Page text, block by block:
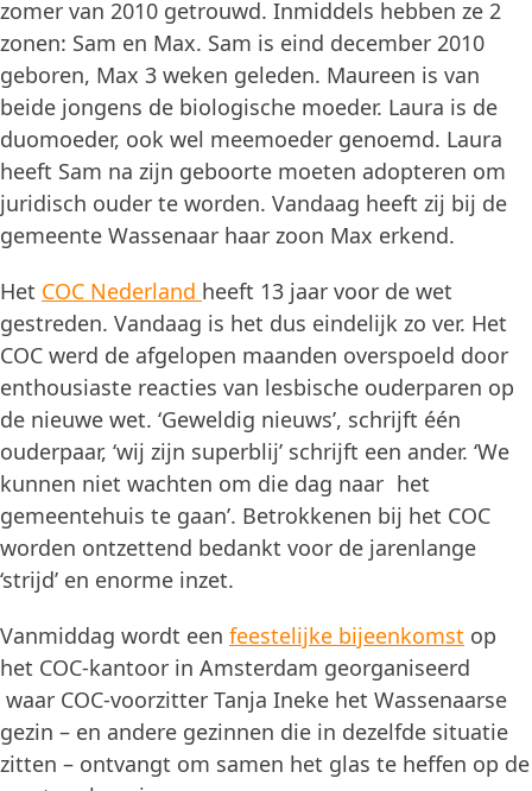
zomer van 2010 getrouwd. Inmiddels hebben ze 2
zonen: Sam en Max. Sam is eind december 2010
geboren, Max 3 weken geleden. Maureen is van
beide jongens de biologische moeder. Laura is de
duomoeder, ook wel meemoeder genoemd. Laura
heeft Sam na zijn geboorte moeten adopteren om
juridisch ouder te worden. Vandaag heeft zij bij de
gemeente Wassenaar haar zoon Max erkend.
Het COC Nederland heeft 13 jaar voor de wet
gestreden. Vandaag is het dus eindelijk zo ver. Het
COC werd de afgelopen maanden overspoeld door
enthousiaste reacties van lesbische ouderparen op
de nieuwe wet. ‘Geweldig nieuws’, schrijft één
ouderpaar, ‘wij zijn superblij’ schrijft een ander. ‘We
kunnen niet wachten om die dag naar het
gemeentehuis te gaan’. Betrokkenen bij het COC
worden ontzettend bedankt voor de jarenlange
‘strijd’ en enorme inzet.
Vanmiddag wordt een feestelijke bijeenkomst op
het COC-kantoor in Amsterdam georganiseerd
waar COC-voorzitter Tanja Ineke het Wassenaarse
gezin – en andere gezinnen die in dezelfde situatie
zitten – ontvangt om samen het glas te heffen op de